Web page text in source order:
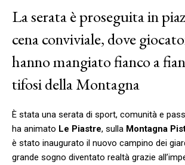
La serata è proseguita in
cena conviviale, dove
hanno mangiato fianco a
tifosi della Montagna
È stata una serata di sport, comunità e
ha animato Le Piastre, sulla Montagna
è stato inaugurato il nuovo campino dei
grande sogno diventato realtà grazie